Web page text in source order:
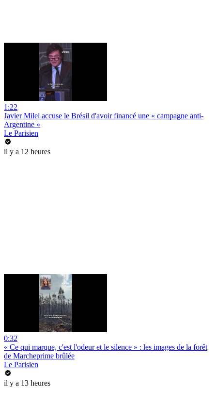
1:22
Javier Milei accuse le Brésil d'avoir financé une « campagne anti-
Argentine »
Le Parisien
il y a 12 heures
0:32
« Ce qui marque, c'est l'odeur et le silence » : les images de la forêt
de Marcheprime brûlée
Le Parisien
il y a 13 heures